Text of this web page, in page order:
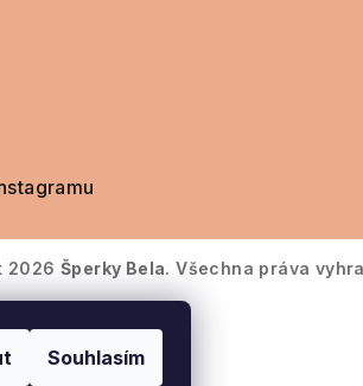
Souhlasím
2026 Šperky Bela. Všechna práva